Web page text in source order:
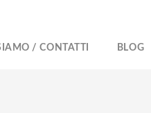
/ CONTATTI BLOG